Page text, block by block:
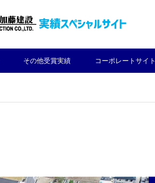
その他受賞実績 コーポレートサイト